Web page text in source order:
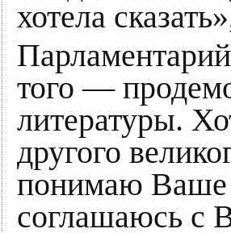
хотела
того —
литературы.
другого
понимаю Ваше
соглашаюсь с